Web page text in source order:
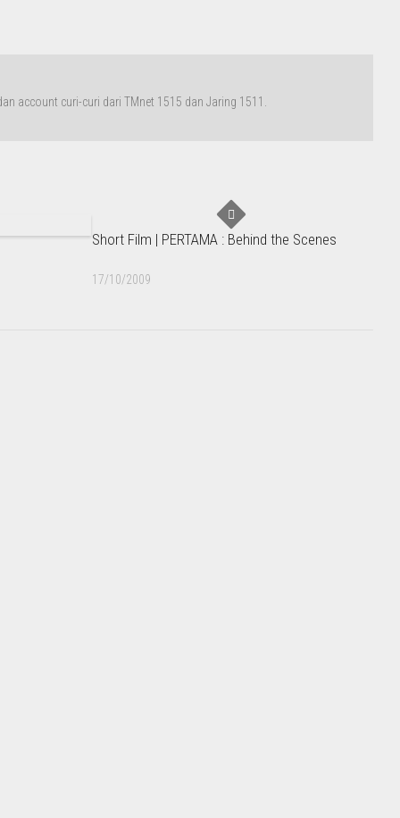
account curi-curi dari TMnet 1515 dan Jaring 1511.
Short Film | PERTAMA : Behind the Scenes
17/10/2009